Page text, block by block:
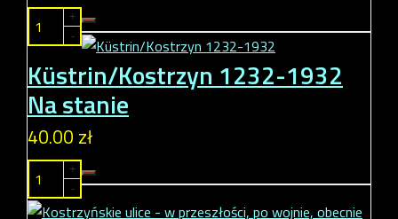
+
-
Küstrin/Kostrzyn 1232-1932
Na stanie
40.00 zł
+
-